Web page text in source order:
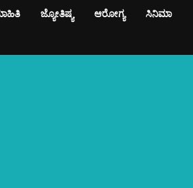
ಜ್ಯೋತಿಷ್ಯ ಆರೋಗ್ಯ ಸಿನಿಮಾ